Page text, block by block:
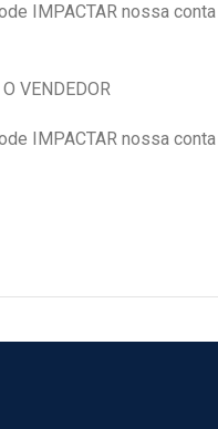
IMPACTAR nossa
VENDEDOR
IMPACTAR nossa